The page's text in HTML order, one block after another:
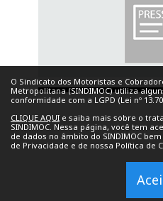
O Sindicato dos Motoristas e
Metropolitana (SINDIMOC) utiliza
conformidade com a LGPD (Lei nº
CLIQUE AQUI e saiba mais sobre o
SINDIMOC. Nessa página, você tem
de dados no âmbito do SINDIMOC
de Privacidade e de nossa Política de